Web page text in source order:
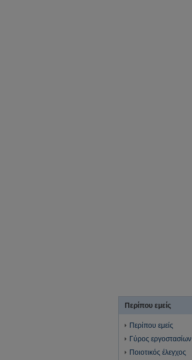
Περίπου εμείς
Περίπου εμείς
Γύρος εργοστασίων
Ποιοτικός έλεγχος